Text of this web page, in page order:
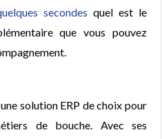
secondes quel est le
que vous pouvez
solution ERP de choix pour
de bouche. Avec ses